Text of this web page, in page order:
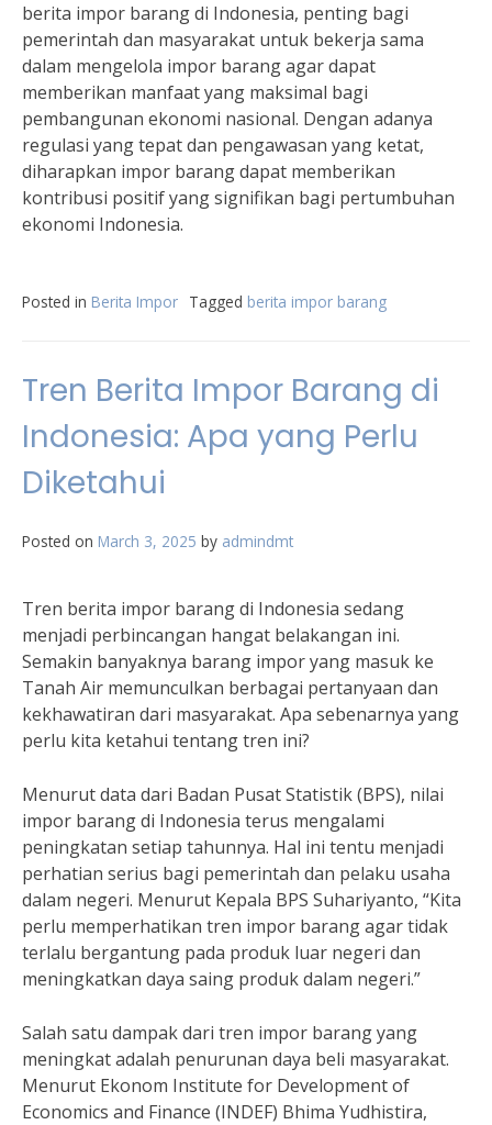
berita impor barang di Indonesia, penting bagi
pemerintah dan masyarakat untuk bekerja sama
dalam mengelola impor barang agar dapat
memberikan manfaat yang maksimal bagi
pembangunan ekonomi nasional. Dengan adanya
regulasi yang tepat dan pengawasan yang ketat,
diharapkan impor barang dapat memberikan
kontribusi positif yang signifikan bagi pertumbuhan
ekonomi Indonesia.
Posted in Berita Impor Tagged berita impor barang
Tren Berita Impor Barang di
Indonesia: Apa yang Perlu
Diketahui
Posted on March 3, 2025 by admindmt
Tren berita impor barang di Indonesia sedang
menjadi perbincangan hangat belakangan ini.
Semakin banyaknya barang impor yang masuk ke
Tanah Air memunculkan berbagai pertanyaan dan
kekhawatiran dari masyarakat. Apa sebenarnya yang
perlu kita ketahui tentang tren ini?
Menurut data dari Badan Pusat Statistik (BPS), nilai
impor barang di Indonesia terus mengalami
peningkatan setiap tahunnya. Hal ini tentu menjadi
perhatian serius bagi pemerintah dan pelaku usaha
dalam negeri. Menurut Kepala BPS Suhariyanto, “Kita
perlu memperhatikan tren impor barang agar tidak
terlalu bergantung pada produk luar negeri dan
meningkatkan daya saing produk dalam negeri.”
Salah satu dampak dari tren impor barang yang
meningkat adalah penurunan daya beli masyarakat.
Menurut Ekonom Institute for Development of
Economics and Finance (INDEF) Bhima Yudhistira,